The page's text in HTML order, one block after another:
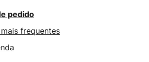
pedido
frequentes